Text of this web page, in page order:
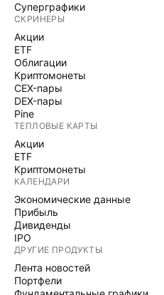
Суперграфики
СКРИНЕРЫ
Акции
ETF
Облигации
Криптомонеты
CEX-пары
DEX-пары
Pine
ТЕПЛОВЫЕ КАРТЫ
Акции
ETF
Криптомонеты
КАЛЕНДАРИ
Экономические данные
Прибыль
Дивиденды
IPO
ДРУГИЕ ПРОДУКТЫ
Лента новостей
Портфели